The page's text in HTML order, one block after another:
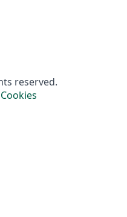
reserved.
Cookies